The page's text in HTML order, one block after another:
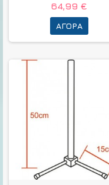
64,99 €
ΑΓΟΡΆ